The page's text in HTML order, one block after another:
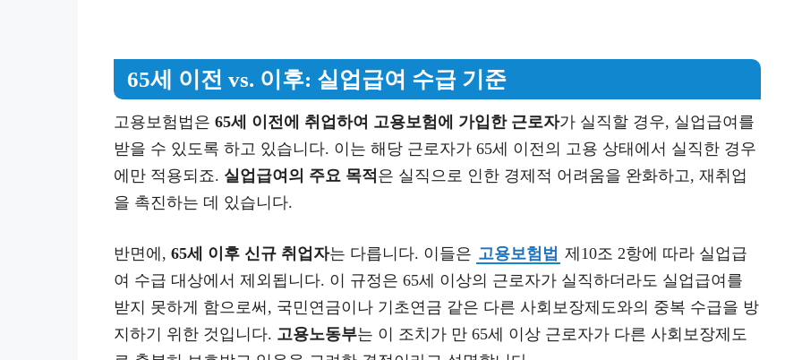
65세 이전 vs. 이후: 실업급여 수급 기준
고용보험법은 65세 이전에 취업하여 고용보험에 가입한 근로자가 실직할 경우, 실업급여를
받을 수 있도록 하고 있습니다. 이는 해당 근로자가 65세 이전의 고용 상태에서 실직한 경우
에만 적용되죠. 실업급여의 주요 목적 은 실직으로 인한 경제적 어려움을 완화하고, 재취업
을 촉진하는 데 있습니다.
반면에, 65세 이후 신규 취업자는 다릅니다. 이들은 고용보험법 제10조 2항에 따라 실업급
여 수급 대상에서 제외됩니다. 이 규정은 65세 이상의 근로자가 실직하더라도 실업급여를
받지 못하게 함으로써, 국민연금이나 기초연금 같은 다른 사회보장제도와의 중복 수급을 방
지하기 위한 것입니다. 고용노동부는 이 조치가 만 65세 이상 근로자가 다른 사회보장제도